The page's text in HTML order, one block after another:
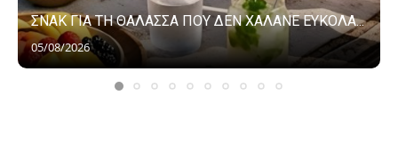
ΣΝΑΚ ΓΙΑ ΤΗ ΘΑΛΑΣΣΑ ΠΟΥ ΔΕΝ ΧΑΛΑΝΕ ΕΥΚΟΛΑ...
05/08/2026